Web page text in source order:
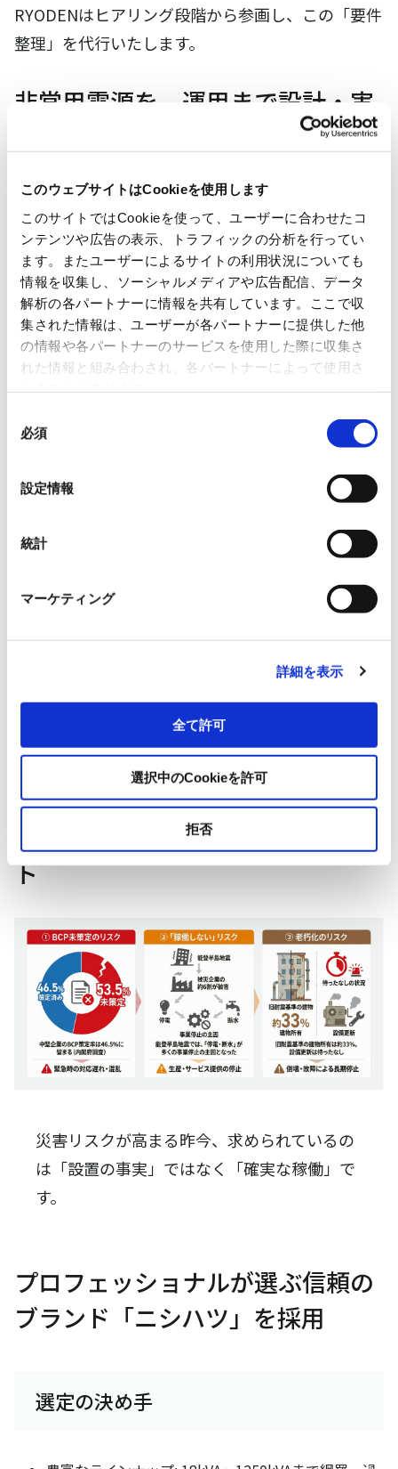
このウェブサイトはCookieを使用します
このサイトではCookieを使って、ユーザーに合わせたコ
ンテンツや広告の表示、トラフィックの分析を行ってい
ます。またユーザーによるサイトの利用状況についても
情報を収集し、ソーシャルメディアや広告配信、データ
解析の各パートナーに情報を共有しています。ここで収
集された情報は、ユーザーが各パートナーに提供した他
の情報や各パートナーのサービスを使用した際に収集さ
れた情報と組み合わされ、各パートナーによって使用さ
必須
設定情報
統計
マーケティング
詳細を表示
全て許可
選択中のCookieを許可
拒否
RYODENはヒアリング段階から参画し、この「要件
整理」を代行いたします。
非常用電源を、運用まで設計・実
サービスフロー（6ステップ）
STEP
01
要件整理・コンサルティング
負荷設備の棚卸し、必要運転時間の策定。
STEP
02
基本設計・選定
03
塩害・寒冷地・騒音規制など、設置環境への適
搬入経路の確認、建築・電気工事に関する打合
STEP 更新に関するご相談
データに基づくリスクマネジメン
ト
災害リスクが高まる昨今、求められているの
は「設置の事実」ではなく「確実な稼働」で
す。
プロフェッショナルが選ぶ信頼の
ブランド「ニシハツ」を採用
選定の決め手